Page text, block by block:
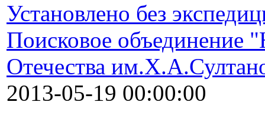
Установлено без
Поисковое объединение
Отечества
2013-05-19 00:00:00